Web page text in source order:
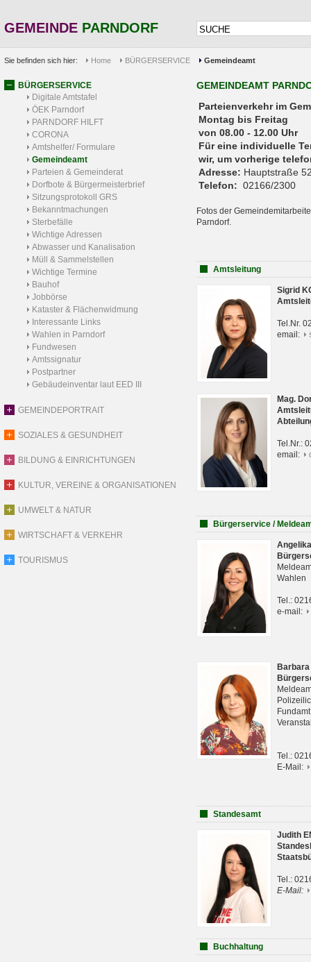
GEMEINDE PARNDORF
Sie befinden sich hier: Home BÜRGERSERVICE Gemeindeamt
BÜRGERSERVICE
Digitale Amtstafel
ÖEK Parndorf
PARNDORF HILFT
CORONA
Amtshelfer/ Formulare
Gemeindeamt
Parteien & Gemeinderat
Dorfbote & Bürgermeisterbrief
Sitzungsprotokoll GRS
Bekanntmachungen
Sterbefälle
Wichtige Adressen
Abwasser und Kanalisation
Müll & Sammelstellen
Wichtige Termine
Bauhof
Jobbörse
Kataster & Flächenwidmung
Interessante Links
Wahlen in Parndorf
Fundwesen
Amtssignatur
Postpartner
Gebäudeinventar laut EED III
GEMEINDEPORTRAIT
SOZIALES & GESUNDHEIT
BILDUNG & EINRICHTUNGEN
KULTUR, VEREINE & ORGANISATIONEN
UMWELT & NATUR
WIRTSCHAFT & VERKEHR
TOURISMUS
GEMEINDEAMT
Parteienverkehr
Montag bis Freitag
von 08.00 - 12.00 Uhr
Für eine individuelle
wir, um vorherige
Adresse: Hauptstraße
Telefon: 02166/2300
Fotos der
Parndorf.
Amtsleitung
Sigrid
Tel.Nr.
email:
Mag.
Tel.Nr.:
email:
Bürgerservice /
Wahlen
Tel.:
e-mail:
Tel.:
E-Mail:
Standesamt
Judith
Tel.:
E-Mail:
Buchhaltung